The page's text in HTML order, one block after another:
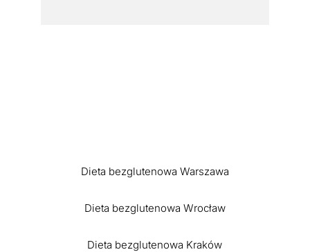
Dieta bezglutenowa Warszawa
Dieta bezglutenowa Wrocław
Dieta bezglutenowa Kraków